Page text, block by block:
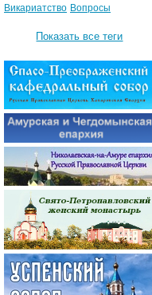
Викариатство Вопросы
Показать все теги